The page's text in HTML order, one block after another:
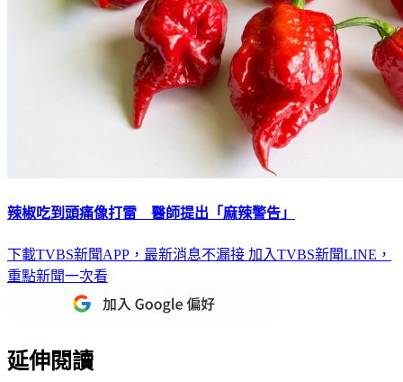
辣椒吃到頭痛像打雷 醫師提出「麻辣警告」
下載TVBS新聞APP，最新消息不漏接 加入TVBS新聞LINE，
重點新聞一次看
延伸閱讀